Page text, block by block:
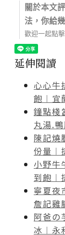
關於本文
法，你給
歡迎一起點
延伸閱讀
心心牛
飽︱宜
鐘點棧
丸湯.
陳記燒
份量︱
小野牛
到飽︱
寧夏夜
詹記雞
阿爸の
冰︱永